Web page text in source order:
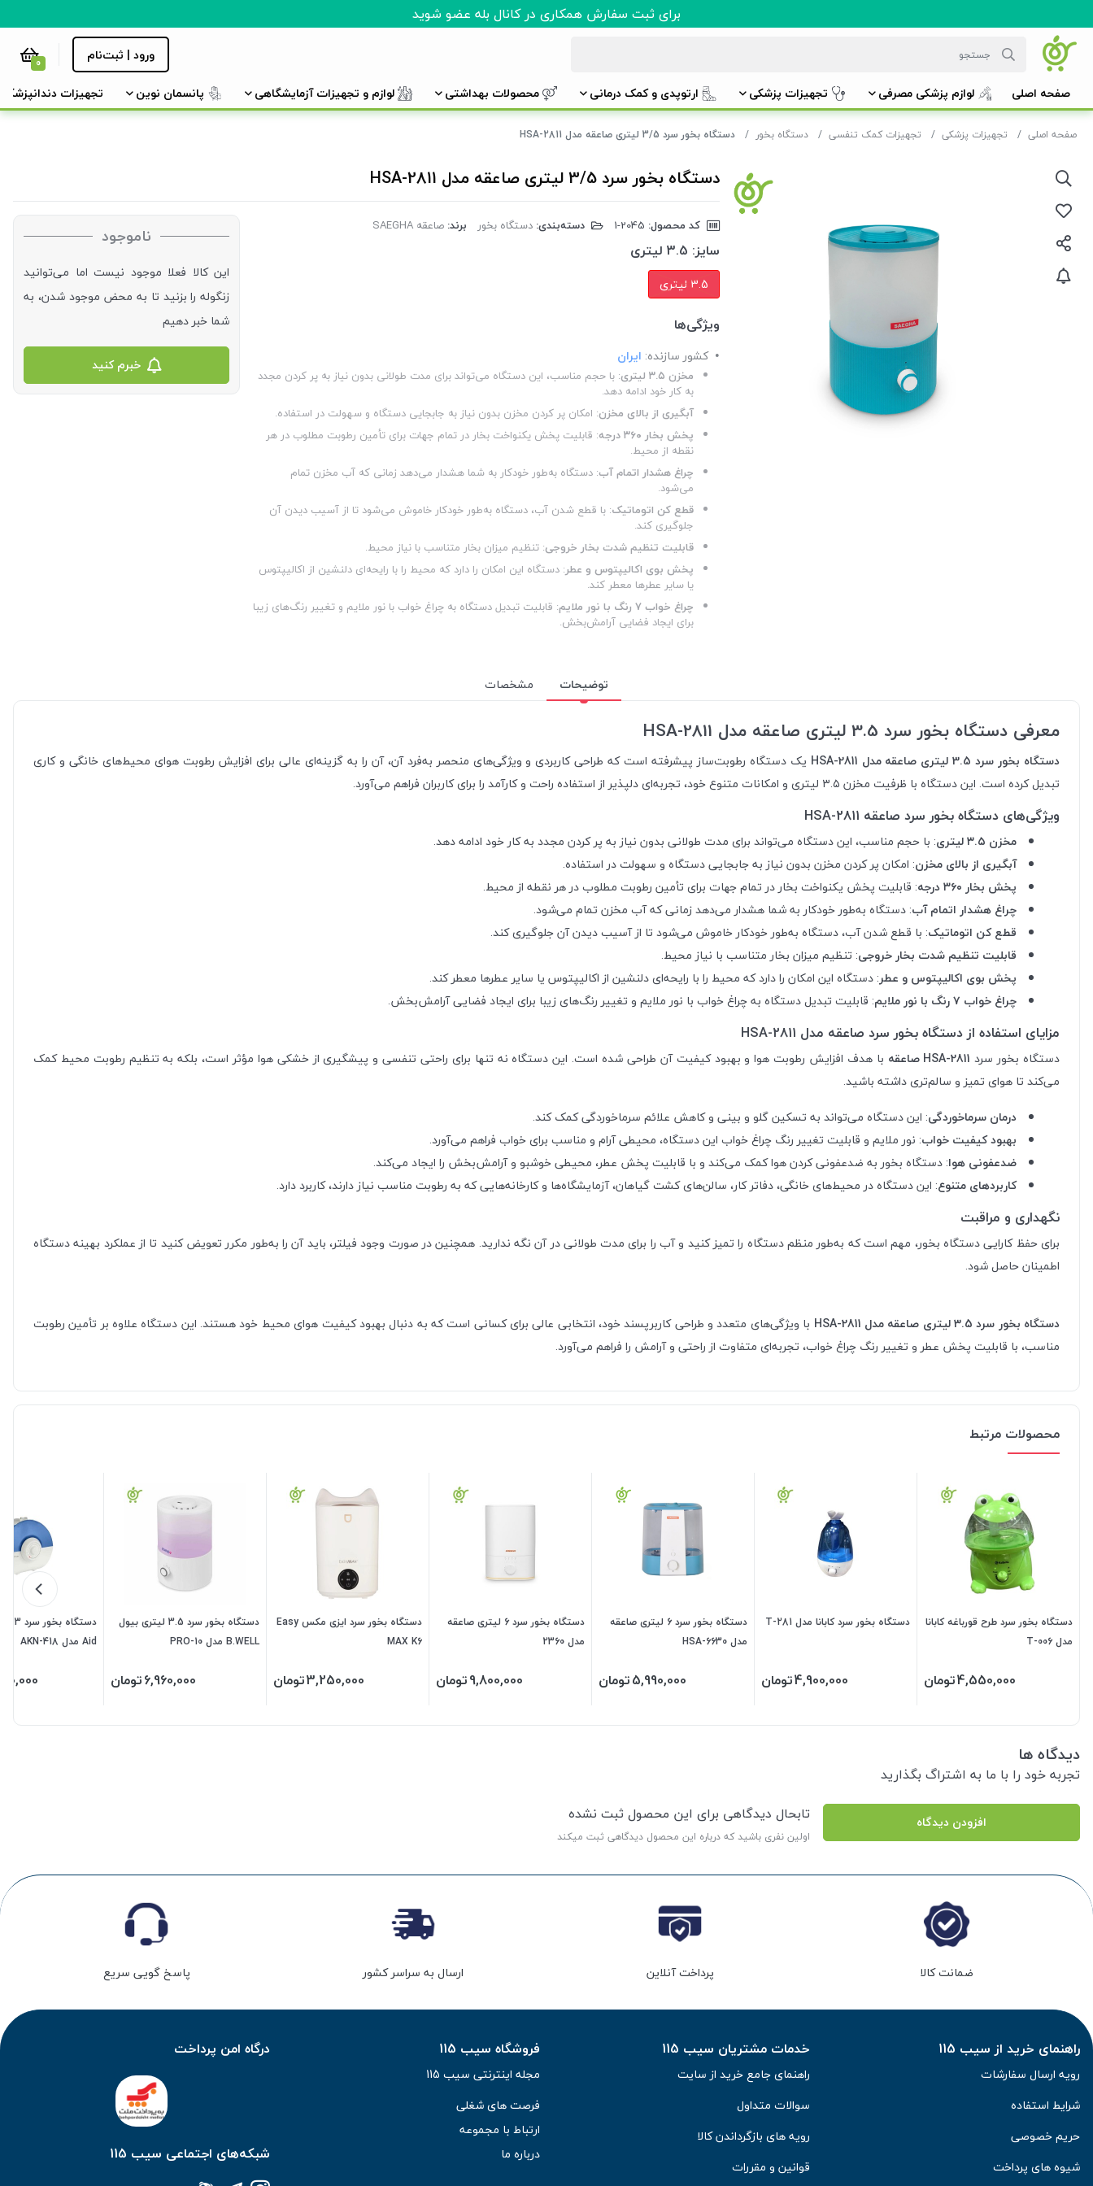
برای ثبت سفارش همکاری در کانال بله عضو شوید
ورود | ثبت‌نام 0
صفحه اصلی لوازم پزشکی مصرفی تجهیزات پزشکی ارتوپدی و کمک درمانی محصولات بهداشتی لوازم و تجهیزات آزمایشگاهی پانسمان نوین تجهیزات دندانپزشکی
صفحه اصلی تجهیزات پزشکی تجهیزات کمک تنفسی دستگاه بخور دستگاه بخور سرد 3/5 لیتری صاعقه مدل HSA-2811
دستگاه بخور سرد 3/5 لیتری صاعقه مدل HSA-2811
کد محصول: دسته‌بندی: دستگاه بخور برند: صاعقه SAEGHA
سایز: 3.5 لیتری
3.5 لیتری
ویژگی‌ها
کشور سازنده: ایران
مخزن ۳.۵ لیتری
: با حجم مناسب، این دستگاه می‌تواند برای مدت طولانی بدون نیاز به پر کردن مجدد
به کار خود ادامه دهد.
آبگیری از بالای مخزن: امکان پر کردن مخزن بدون نیاز به جابجایی دستگاه و سهولت در استفاده.
پخش بخار ۳۶۰ درجه
: قابلیت پخش یکنواخت بخار در تمام جهات برای تأمین رطوبت مطلوب در هر
نقطه از محیط.
چراغ هشدار اتمام آب: دستگاه به‌طور خودکار به شما هشدار می‌دهد زمانی که آب مخزن تمام
می‌شود.
قطع کن اتوماتیک: با قطع شدن آب، دستگاه به‌طور خودکار خاموش می‌شود تا از آسیب دیدن آن
جلوگیری کند.
قابلیت تنظیم شدت بخار خروجی: تنظیم میزان بخار متناسب با نیاز محیط.
پخش بوی اکالیپتوس و عطر: دستگاه این امکان را دارد که محیط را با رایحه‌ای دلنشین از اکالیپتوس
یا سایر عطرها معطر کند.
چراغ خواب ۷ رنگ با نور ملایم
: قابلیت تبدیل دستگاه به چراغ خواب با نور ملایم و تغییر رنگ‌های زیبا
برای ایجاد فضایی آرامش‌بخش.
ناموجود
این کالا فعلا موجود نیست اما می‌توانید
زنگوله را بزنید تا به محض موجود شدن، به
شما خبر دهیم
خبرم کنید
توضیحات مشخصات
معرفی دستگاه بخور سرد 3.5 لیتری صاعقه مدل HSA-2811
دستگاه بخور سرد 3.5 لیتری صاعقه مدل HSA-2811
یک دستگاه رطوبت‌ساز پیشرفته است که طراحی کاربردی و ویژگی‌های منحصر به‌فرد آن، آن را به گزینه‌ای عالی برای افزایش رطوبت هوای محیط‌های خانگی و کاری
تبدیل کرده است. این دستگاه با ظرفیت مخزن ۳.۵ لیتری و امکانات متنوع خود، تجربه‌ای دلپذیر از استفاده راحت و کارآمد را برای کاربران فراهم می‌آورد.
ویژگی‌های دستگاه بخور سرد صاعقه HSA-2811
مخزن ۳.۵ لیتری
: با حجم مناسب، این دستگاه می‌تواند برای مدت طولانی بدون نیاز به پر کردن مجدد به کار خود ادامه دهد.
آبگیری از بالای مخزن: امکان پر کردن مخزن بدون نیاز به جابجایی دستگاه و سهولت در استفاده.
پخش بخار ۳۶۰ درجه
: قابلیت پخش یکنواخت بخار در تمام جهات برای تأمین رطوبت مطلوب در هر نقطه از محیط.
چراغ هشدار اتمام آب: دستگاه به‌طور خودکار به شما هشدار می‌دهد زمانی که آب مخزن تمام می‌شود.
قطع کن اتوماتیک: با قطع شدن آب، دستگاه به‌طور خودکار خاموش می‌شود تا از آسیب دیدن آن جلوگیری کند.
قابلیت تنظیم شدت بخار خروجی: تنظیم میزان بخار متناسب با نیاز محیط.
پخش بوی اکالیپتوس و عطر: دستگاه این امکان را دارد که محیط را با رایحه‌ای دلنشین از اکالیپتوس یا سایر عطرها معطر کند.
چراغ خواب ۷ رنگ با نور ملایم
: قابلیت تبدیل دستگاه به چراغ خواب با نور ملایم و تغییر رنگ‌های زیبا برای ایجاد فضایی آرامش‌بخش.
مزایای استفاده از دستگاه بخور سرد صاعقه مدل HSA-2811
دستگاه بخور سرد HSA-2811 صاعقه
با هدف افزایش رطوبت هوا و بهبود کیفیت آن طراحی شده است. این دستگاه نه تنها برای راحتی تنفسی و پیشگیری از خشکی هوا مؤثر است، بلکه به تنظیم رطوبت محیط کمک
می‌کند تا هوای تمیز و سالم‌تری داشته باشید.
درمان سرماخوردگی: این دستگاه می‌تواند به تسکین گلو و بینی و کاهش علائم سرماخوردگی کمک کند.
بهبود کیفیت خواب: نور ملایم و قابلیت تغییر رنگ چراغ خواب این دستگاه، محیطی آرام و مناسب برای خواب فراهم می‌آورد.
ضدعفونی هوا: دستگاه بخور به ضدعفونی کردن هوا کمک می‌کند و با قابلیت پخش عطر، محیطی خوشبو و آرامش‌بخش را ایجاد می‌کند.
کاربردهای متنوع: این دستگاه در محیط‌های خانگی، دفاتر کار، سالن‌های کشت گیاهان، آزمایشگاه‌ها و کارخانه‌هایی که به رطوبت مناسب نیاز دارند، کاربرد دارد.
نگهداری و مراقبت
برای حفظ کارایی دستگاه بخور، مهم است که به‌طور منظم دستگاه را تمیز کنید و آب را برای مدت طولانی در آن نگه ندارید. همچنین در صورت وجود فیلتر، باید آن را به‌طور مکرر تعویض کنید تا از عملکرد بهینه دستگاه
اطمینان حاصل شود.
دستگاه بخور سرد 3.5 لیتری صاعقه مدل HSA-2811
با ویژگی‌های متعدد و طراحی کاربرپسند خود، انتخابی عالی برای کسانی است که به دنبال بهبود کیفیت هوای محیط خود هستند. این دستگاه علاوه بر تأمین رطوبت
مناسب، با قابلیت پخش عطر و تغییر رنگ چراغ خواب، تجربه‌ای متفاوت از راحتی و آرامش را فراهم می‌آورد.
محصولات مرتبط
دستگاه بخور سرد طرح قورباغه کابانا
مدل T-006
4,550,000تومان
دستگاه بخور سرد کابانا مدل T-281
4,900,000تومان
دستگاه بخور سرد 6 لیتری صاعقه
مدل HSA-6630
5,990,000تومان
دستگاه بخور سرد 6 لیتری صاعقه
مدل 2360
9,800,000تومان
دستگاه بخور سرد ایزی مکس Easy
MAX K6
3,250,000تومان
دستگاه بخور سرد 3.5 لیتری بیول
B.WELL مدل PRO-10
6,960,000تومان
Aid مدل AKN-418
دیدگاه ها
تجربه خود را با ما به اشتراگ بگذارید
افزودن دیدگاه تابحال دیدگاهی برای این محصول ثبت نشده
اولین نفری باشید که درباره این محصول دیدگاهی ثبت میکند
ضمانت کالا پرداخت آنلاین ارسال به سراسر کشور پاسخ گویی سریع
راهنمای خرید از سیب 115
رویه ارسال سفارشات
شرایط استفاده
حریم خصوصی
شیوه های پرداخت
خدمات مشتریان سیب 115
راهنمای جامع خرید از سایت
سوالات متداول
رویه های بازگرداندن کالا
قوانین و مقررات
فروشگاه سیب 115
مجله اینترنتی سیب 115
فرصت های شغلی
ارتباط با مجموعه
درباره ما
درگاه امن پرداخت
شبکه‌های اجتماعی سیب 115